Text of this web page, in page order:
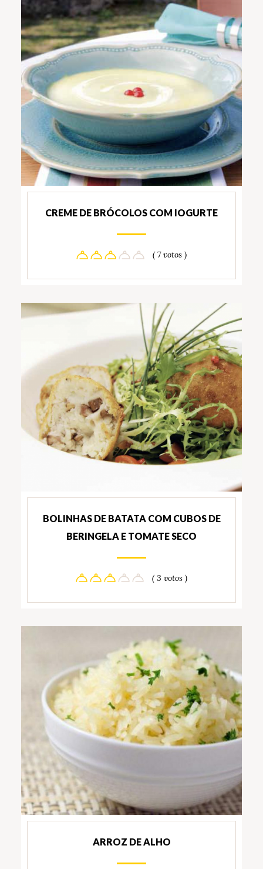
CREME DE BRÓCOLOS COM IOGURTE
( 7 votos )
BOLINHAS DE BATATA COM CUBOS DE
BERINGELA E TOMATE SECO
( 3 votos )
ARROZ DE ALHO